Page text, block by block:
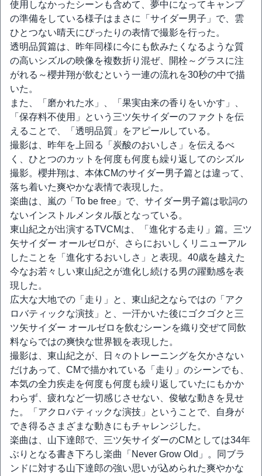
使用しなかったシーンも含めて、夢中になってキャンプ
の準備をしている様子はまさに「サイダー男子」で、雲
ひとつない晴天にぴったりの表情で撮影を行った。
透明品質篇は、昨年同様に今にも飲みたくなるような質
の高いシズルの映像を複数折り混ぜ、開栓～グラスに注
がれる～櫻井翔が飲むという一連の流れを30秒の中で描
いた。
また、「磨かれた水」、「果実由来の香りをいかす」、
「保存料不使用」という三ツ矢サイダーのファクトを伝
えることで、「透明品質」をアピールしている。
撮影は、昨年を上回る「炭酸のおいしさ」を伝えるべ
く、ひとつのカットを何度も何度も繰り返してのシズル
撮影。櫻井翔は、本体CMのサイダー男子篇とは違って、
落ち着いた爽やかな表情で表現した。
楽曲は、嵐の「To be free」で、サイダー男子篇は歌詞の
ないインストルメンタル版となっている。
東山紀之が出演するTVCMは、「進化する走り」篇。三ツ
矢サイダー オールゼロが、さらにおいしくリニューアル
したことを「進化するおいしさ」と表現。40歳を越えた
今なお若々しい東山紀之が進化し続ける男の躍動感を表
現した。
広大な大地での「走り」と、東山紀之ならではの「アク
ロバティックな演技」と、一汗かいた後にゴクゴクと三
ツ矢サイダー オールゼロを飲むシーンを織り交ぜて同飲
料ならではの爽快な世界観を表現した。
撮影は、東山紀之が、日々のトレーニングを欠かさない
だけあって、CMで描かれている「走り」のシーンでも、
本気の全力疾走を何度も何度も繰り返していたにもかか
わらず、疲れなど一切感じさせない、俊敏な動きを見せ
た。「アクロバティックな演技」ということで、自身が
でき得るさまざまな動きにもチャレンジした。
楽曲は、山下達郎で、三ツ矢サイダーのCMとしては34年
ぶりとなる書き下ろし楽曲「Never Grow Old」。同ブラ
ンドに対する山下達郎の強い思いが込められた爽やかな